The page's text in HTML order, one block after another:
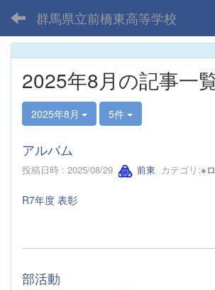
群馬県立前橋東高等学校
2025年8月の記事一
2025年8月 5件
アルバム
投稿日時 : 2025/08/29 前東 カテゴリ:※
R7年度 表彰
部活動